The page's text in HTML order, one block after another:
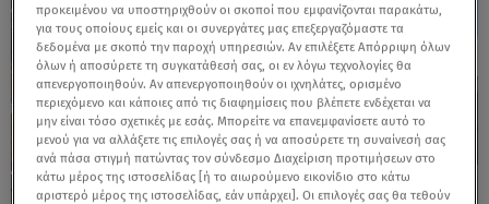
προκειμένου να υποστηριχθούν οι σκοποί που εμφανίζονται παρακάτω,
για τους οποίους εμείς και οι συνεργάτες μας επεξεργαζόμαστε τα
δεδομένα με σκοπό την παροχή υπηρεσιών. Αν επιλέξετε Απόρριψη όλων
όλων ή αποσύρετε τη συγκατάθεσή σας, οι εν λόγω τεχνολογίες θα
απενεργοποιηθούν. Αν απενεργοποιηθούν οι ιχνηλάτες, ορισμένο
περιεχόμενο και κάποιες από τις διαφημίσεις που βλέπετε ενδέχεται να
μην είναι τόσο σχετικές με εσάς. Μπορείτε να επανεμφανίσετε αυτό το
μενού για να αλλάξετε τις επιλογές σας ή να αποσύρετε τη συναίνεσή σας
ανά πάσα στιγμή πατώντας τον σύνδεσμο Διαχείριση προτιμήσεων στο
κάτω μέρος της ιστοσελίδας [ή το αιωρούμενο εικονίδιο στο κάτω
αριστερό μέρος της ιστοσελίδας, εάν υπάρχει]. Οι επιλογές σας θα τεθούν